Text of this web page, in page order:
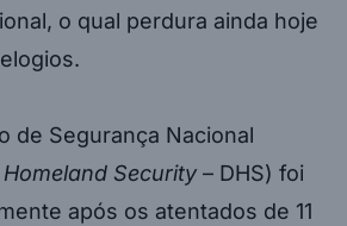
o qual perdura ainda hoje
de Segurança Nacional
Security – DHS) foi
após os atentados de 11